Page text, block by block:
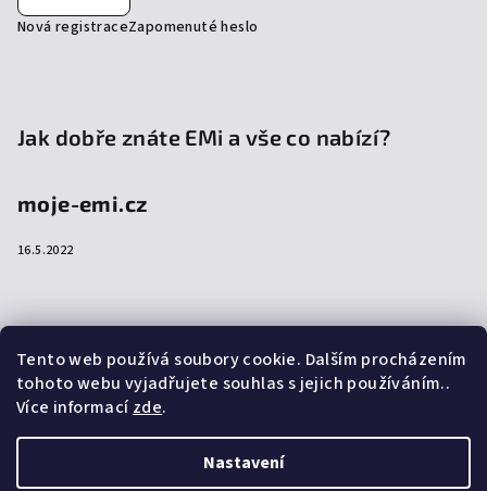
Tento web používá soubory cookie. Dalším procházením
tohoto webu vyjadřujete souhlas s jejich používáním..
Více informacízde.
Nastavení
Nová registraceZapomenuté heslo
Jak dobře znáte EMi a vše co nabízí?
moje-emi.cz
16.5.2022
Přijímáme online platby